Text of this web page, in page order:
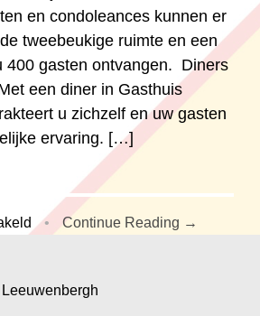
en condoleances kunnen er
tweebeukige ruimte en een
400 gasten ontvangen. Diners
een diner in Gasthuis
u zichzelf en uw gasten
ervaring. […]
voor
• Continue Reading →